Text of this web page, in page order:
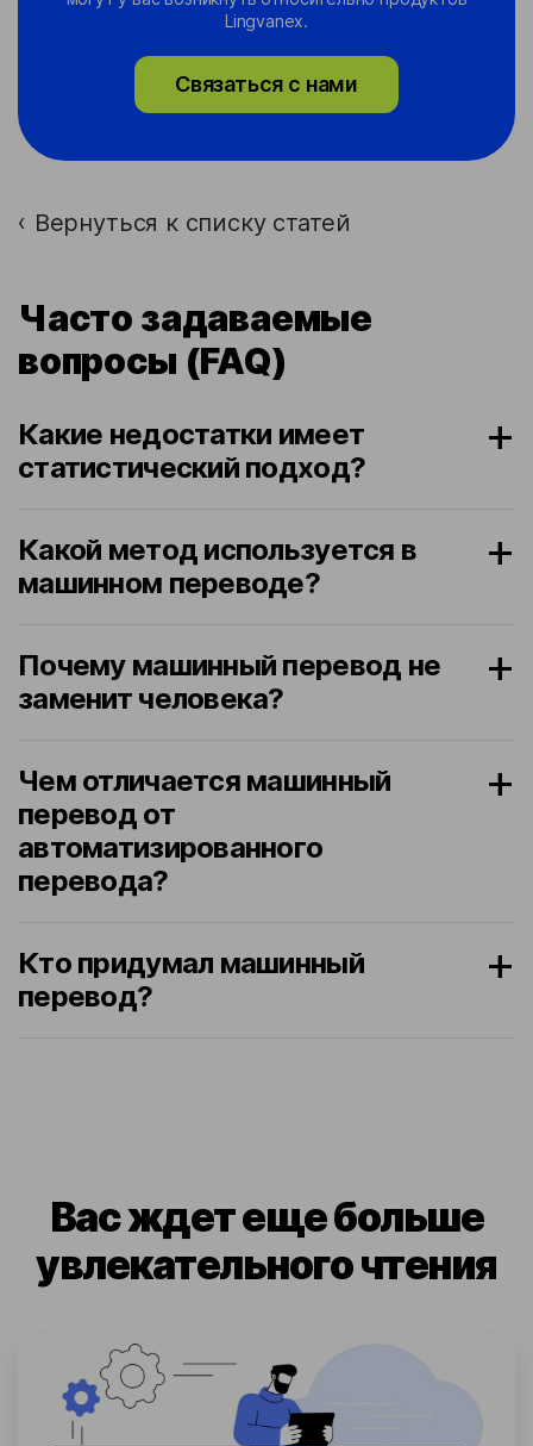
Lingvanex.
Связаться с нами
› Вернуться к списку статей
Часто задаваемые
вопросы (FAQ)
Какие недостатки имеет
статистический подход?
Какой метод используется в
машинном переводе?
Почему машинный перевод не
заменит человека?
Чем отличается машинный
перевод от
автоматизированного
перевода?
Кто придумал машинный
перевод?
Вас ждет еще больше
увлекательного чтения